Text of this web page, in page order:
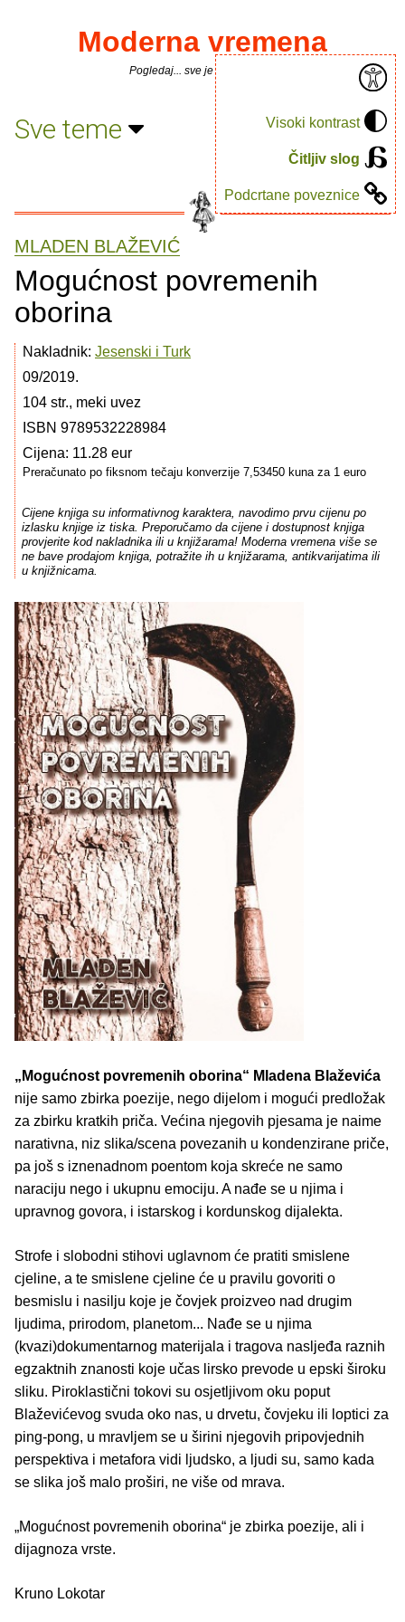
Visoki kontrast
Čitljiv slog
Podcrtane poveznice
Moderna vremena
Pogledaj... sve je puno knjiga.
Sve teme
MLADEN BLAŽEVIĆ
Mogućnost povremenih
oborina
Nakladnik: Jesenski i Turk
09/2019.
104 str., meki uvez
ISBN 9789532228984
Cijena: 11.28 eur
Preračunato po fiksnom tečaju konverzije 7,53450 kuna za 1 euro
Cijene knjiga su informativnog karaktera, navodimo prvu cijenu po
izlasku knjige iz tiska. Preporučamo da cijene i dostupnost knjiga
provjerite kod nakladnika ili u knjižarama! Moderna vremena više se
ne bave prodajom knjiga, potražite ih u knjižarama, antikvarijatima ili
u knjižnicama.
„Mogućnost povremenih oborina“ Mladena Blaževića
nije samo zbirka poezije, nego dijelom i mogući predložak
za zbirku kratkih priča. Većina njegovih pjesama je naime
narativna, niz slika/scena povezanih u kondenzirane priče,
pa još s iznenadnom poentom koja skreće ne samo
naraciju nego i ukupnu emociju. A nađe se u njima i
upravnog govora, i istarskog i kordunskog dijalekta.
Strofe i slobodni stihovi uglavnom će pratiti smislene
cjeline, a te smislene cjeline će u pravilu govoriti o
besmislu i nasilju koje je čovjek proizveo nad drugim
ljudima, prirodom, planetom... Nađe se u njima
(kvazi)dokumentarnog materijala i tragova nasljeđa raznih
egzaktnih znanosti koje učas lirsko prevode u epski široku
sliku. Piroklastični tokovi su osjetljivom oku poput
Blaževićevog svuda oko nas, u drvetu, čovjeku ili loptici za
ping-pong, u mravljem se u širini njegovih pripovjednih
perspektiva i metafora vidi ljudsko, a ljudi su, samo kada
se slika još malo proširi, ne više od mrava.
„Mogućnost povremenih oborina“ je zbirka poezije, ali i
dijagnoza vrste.
Kruno Lokotar